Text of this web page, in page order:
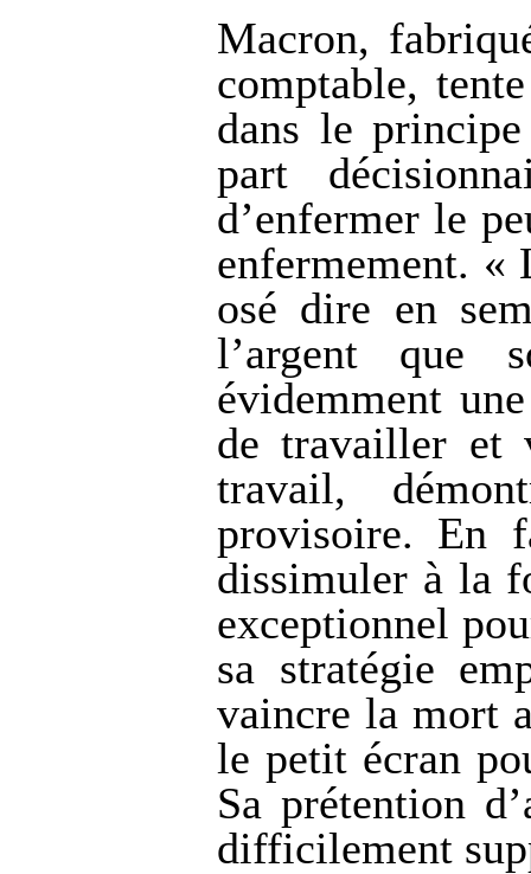
Macron,
comptable,
dans le
part
d’enfermer le
enfermement. «
osé dire en
l’argent que
évidemment
de travailler et
travail,
provisoire. En
dissimuler à la
exceptionnel
sa stratégie
vaincre la mort
le petit écran
Sa prétention
difficilement